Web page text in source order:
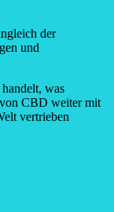
der
und
was
von CBD weiter mit
vertrieben